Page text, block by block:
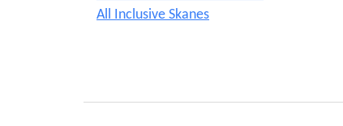
All Inclusive Skanes